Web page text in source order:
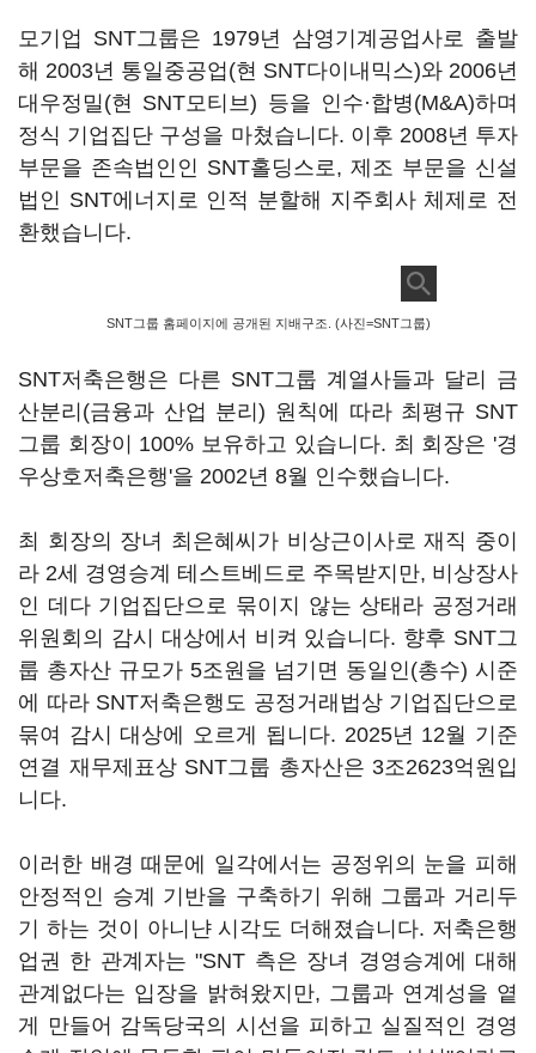
모기업 SNT그룹은 1979년 삼영기계공업사로 출발
해 2003년 통일중공업(현 SNT다이내믹스)와 2006년
대우정밀(현 SNT모티브) 등을 인수·합병(M&A)하며
정식 기업집단 구성을 마쳤습니다. 이후 2008년 투자
부문을 존속법인인 SNT홀딩스로, 제조 부문을 신설
법인 SNT에너지로 인적 분할해 지주회사 체제로 전
환했습니다.
SNT그룹 홈페이지에 공개된 지배구조. (사진=SNT그룹)
SNT저축은행은 다른 SNT그룹 계열사들과 달리 금
산분리(금융과 산업 분리) 원칙에 따라 최평규 SNT
그룹 회장이 100% 보유하고 있습니다. 최 회장은 '경
우상호저축은행'을 2002년 8월 인수했습니다.
최 회장의 장녀 최은혜씨가 비상근이사로 재직 중이
라 2세 경영승계 테스트베드로 주목받지만, 비상장사
인 데다 기업집단으로 묶이지 않는 상태라 공정거래
위원회의 감시 대상에서 비켜 있습니다. 향후 SNT그
룹 총자산 규모가 5조원을 넘기면 동일인(총수) 시준
에 따라 SNT저축은행도 공정거래법상 기업집단으로
묶여 감시 대상에 오르게 됩니다. 2025년 12월 기준
연결 재무제표상 SNT그룹 총자산은 3조2623억원입
니다.
이러한 배경 때문에 일각에서는 공정위의 눈을 피해
안정적인 승계 기반을 구축하기 위해 그룹과 거리두
기 하는 것이 아니냔 시각도 더해졌습니다. 저축은행
업권 한 관계자는 "SNT 측은 장녀 경영승계에 대해
관계없다는 입장을 밝혀왔지만, 그룹과 연계성을 옅
게 만들어 감독당국의 시선을 피하고 실질적인 경영